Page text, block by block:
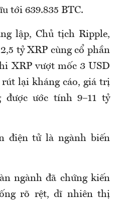
tới 639.835 BTC.
lập, Chủ tịch Ripple,
tỷ XRP cùng cổ phần
XRP vượt mốc 3 USD
rút lại kháng cáo, giá trị
được ước tính 9–11 tỷ
điện tử là ngành biến
ngành đã chứng kiến
rõ rệt, dĩ nhiên thị